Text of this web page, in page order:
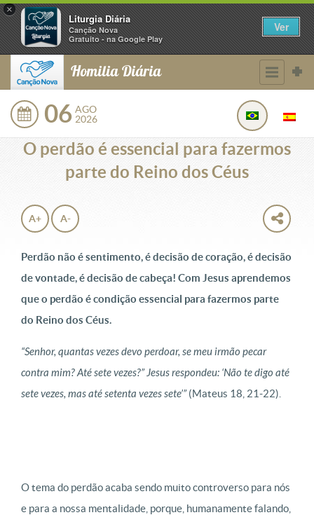
×
Liturgia Diária
Canção Nova
Gratuito - na Google Play
Ver
Homilia Diária
06 AGO
2026
O perdão é essencial para fazermos
parte do Reino dos Céus
A+ A-
Perdão não é sentimento, é decisão de coração, é decisão
de vontade, é decisão de cabeça! Com Jesus aprendemos
que o perdão é condição essencial para fazermos parte
do Reino dos Céus.
“Senhor, quantas vezes devo perdoar, se meu irmão pecar
contra mim? Até sete vezes?” Jesus respondeu: ‘Não te digo até
sete vezes, mas até setenta vezes sete’”(Mateus 18, 21-22).
O tema do perdão acaba sendo muito controverso para nós
e para a nossa mentalidade, porque, humanamente falando,